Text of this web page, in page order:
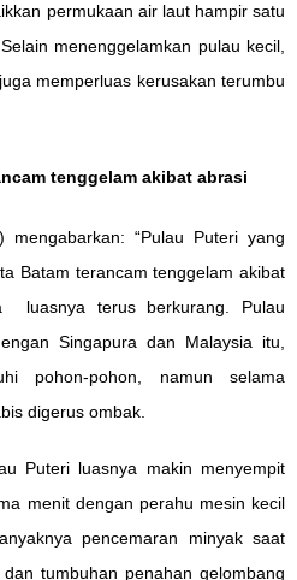
permukaan air laut hampir satu
menenggelamkan pulau kecil,
memperluas kerusakan terumbu
tenggelam akibat abrasi
mengabarkan: “Pulau Puteri yang
Batam terancam tenggelam akibat
luasnya terus berkurang. Pulau
Singapura dan Malaysia itu,
pohon-pohon, namun selama
digerus ombak.
Puteri luasnya makin menyempit
menit dengan perahu mesin kecil
pencemaran minyak saat
tumbuhan penahan gelombang